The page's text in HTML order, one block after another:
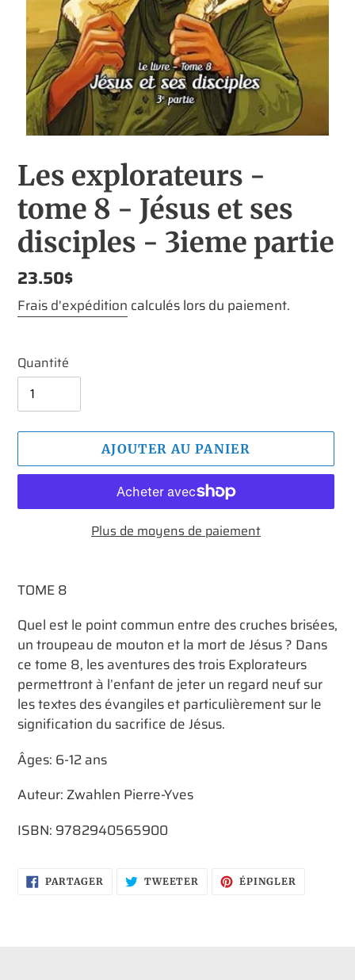
Les explorateurs -
tome 8 - Jésus et ses
disciples - 3ieme partie
Prix
normal
23.50$
Frais d'expédition calculés lors du paiement.
Quantité
AJOUTER AU PANIER
Plus de moyens de paiement
d'un
à
votre
panier
TOME 8
Quel est le point commun entre des cruches brisées,
un troupeau de mouton et la mort de Jésus ? Dans
ce tome 8, les aventures des trois Explorateurs
permettront à l’enfant de jeter un regard neuf sur
les textes des évangiles et particulièrement sur le
signification du sacrifice de Jésus.
Âges: 6-12 ans
Auteur: Zwahlen Pierre-Yves
ISBN: 9782940565900
PARTAGER PARTAGER
SUR
TWEETER TWEETER
SUR
ÉPINGLER